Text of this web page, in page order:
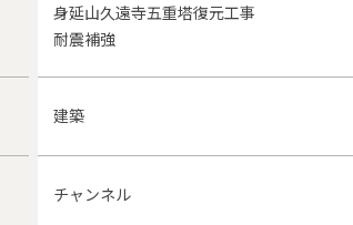
身延山久遠寺五重塔復元工事
耐震補強
建築
チャンネル